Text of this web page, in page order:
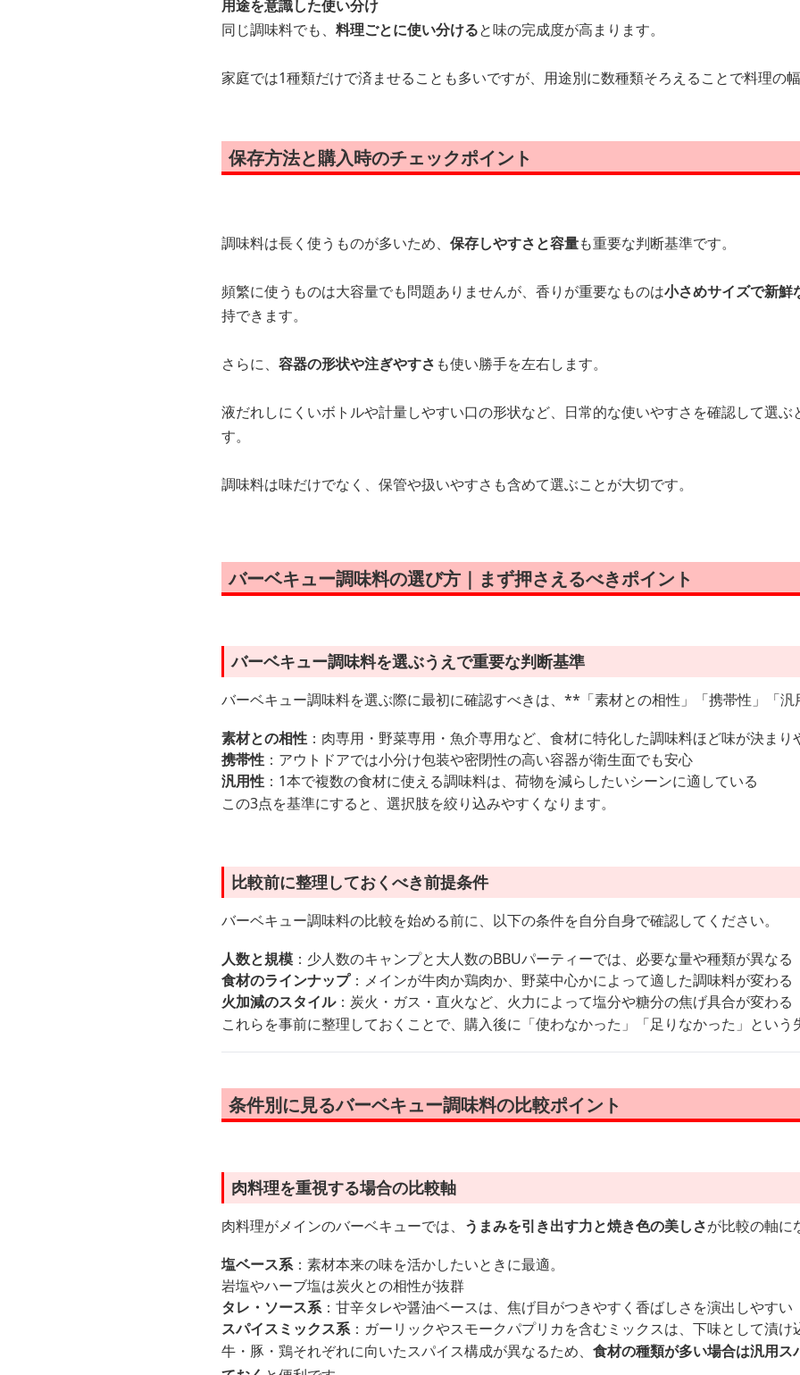
用途を意識した使い分け
同じ調味料でも、 料理ごとに使い分けると味の完成度が高まります。
家庭では1種類だけで済ませることも多いですが、用途別に数種類そろえることで料理の幅
保存方法と購入時のチェックポイント
調味料は長く使うものが多いため、 保存しやすさと容量も重要な判断基準です。
頻繁に使うものは大容量でも問題ありませんが、香りが重要なものは小さめサイズで新鮮
持できます。
さらに、 容器の形状や注ぎやすさ も使い勝手を左右します。
液だれしにくいボトルや計量しやすい口の形状など、日常的な使いやすさを確認して選ぶ
す。
調味料は味だけでなく、保管や扱いやすさも含めて選ぶことが大切です。
バーベキュー調味料の選び方｜まず押さえるべきポイント
バーベキュー調味料を選ぶうえで重要な判断基準
バーベキュー調味料を選ぶ際に最初に確認すべきは、**「素材との相性」「携帯性」「汎
素材との相性 ：肉専用・野菜専用・魚介専用など、食材に特化した調味料ほど味が決まり
携帯性 ：アウトドアでは小分け包装や密閉性の高い容器が衛生面でも安心
汎用性 ：1本で複数の食材に使える調味料は、荷物を減らしたいシーンに適している
この3点を基準にすると、選択肢を絞り込みやすくなります。
比較前に整理しておくべき前提条件
バーベキュー調味料の比較を始める前に、以下の条件を自分自身で確認してください。
人数と規模 ：少人数のキャンプと大人数のBBUパーティーでは、必要な量や種類が異なる
食材のラインナップ：メインが牛肉か鶏肉か、野菜中心かによって適した調味料が変わる
火加減のスタイル：炭火・ガス・直火など、火力によって塩分や糖分の焦げ具合が変わる
これらを事前に整理しておくことで、購入後に「使わなかった」「足りなかった」という
条件別に見るバーベキュー調味料の比較ポイント
肉料理を重視する場合の比較軸
肉料理がメインのバーベキューでは、 うまみを引き出す力と焼き色の美しさが比較の軸に
塩ベース系：素材本来の味を活かしたいときに最適。
岩塩やハーブ塩は炭火との相性が抜群
タレ・ソース系：甘辛タレや醤油ベースは、焦げ目がつきやすく香ばしさを演出しやすい
スパイスミックス系：ガーリックやスモークパプリカを含むミックスは、下味として漬け
牛・豚・鶏それぞれに向いたスパイス構成が異なるため、 食材の種類が多い場合は汎用ス